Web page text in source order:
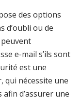
des options
d’oubli ou de
peuvent
e-mail s’ils sont
est une
qui nécessite une
d’assurer une